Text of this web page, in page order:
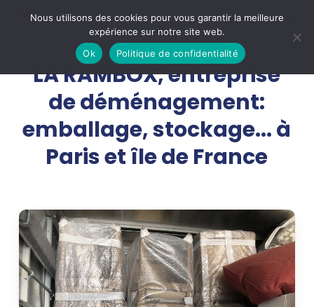
content
Menu
LA RAMBOX, entreprise
de déménagement:
emballage, stockage... à
Paris et île de France
Nous utilisons des cookies pour vous garantir la meilleure
expérience sur notre site web.
Ok
Politique de confidentialité